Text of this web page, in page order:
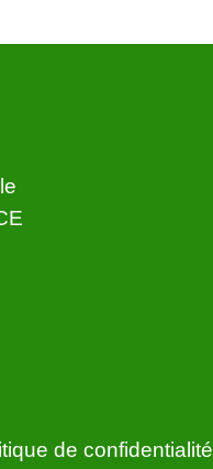
de confidentialité